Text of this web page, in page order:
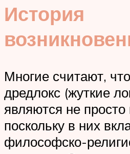
История
Многие считают,
дредлокс (жуткие
являются не просто
поскольку в них
философско-